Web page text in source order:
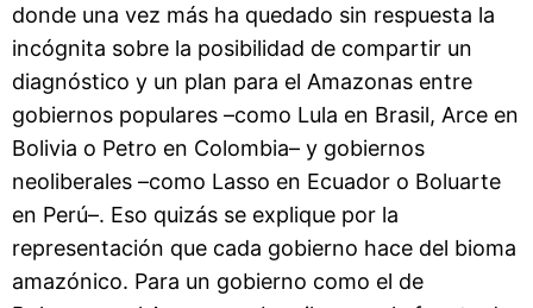
donde una vez más ha quedado sin respuesta la
incógnita sobre la posibilidad de compartir un
diagnóstico y un plan para el Amazonas entre
gobiernos populares –como Lula en Brasil, Arce en
Bolivia o Petro en Colombia– y gobiernos
neoliberales –como Lasso en Ecuador o Boluarte
en Perú–. Eso quizás se explique por la
representación que cada gobierno hace del bioma
amazónico. Para un gobierno como el de